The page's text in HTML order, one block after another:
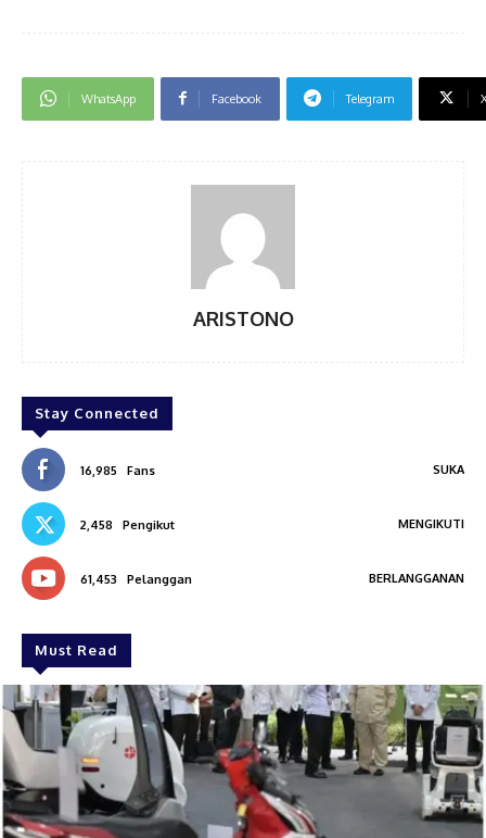
WhatsApp Facebook Telegram
ARISTONO
Stay Connected
16,985 Fans SUKA
2,458 Pengikut MENGIKUTI
61,453 Pelanggan BERLANGGANAN
Must Read